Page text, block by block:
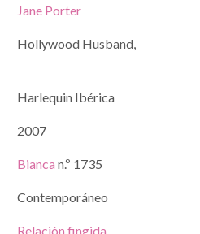
Jane Porter
Hollywood Husband,
Harlequin Ibérica
2007
Bianca n.º 1735
Contemporáneo
Relación fingida